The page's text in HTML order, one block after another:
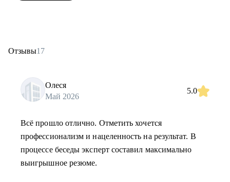
Отзывы17
Олеся
Май 2026
5.0
Всё прошло отлично. Отметить хочется
профессионализм и нацеленность на результат. В
процессе беседы эксперт составил максимально
выигрышное резюме.